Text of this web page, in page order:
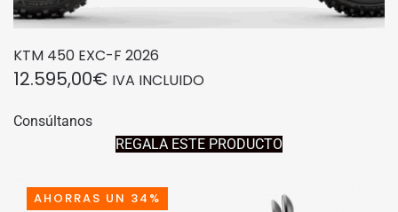
KTM 450 EXC-F 2026
12.595,00€ IVA INCLUIDO
Consúltanos
REGALA ESTE PRODUCTO
AHORRAS UN 34%